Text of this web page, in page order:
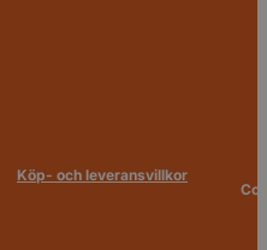
Köp- och leveransvillkor